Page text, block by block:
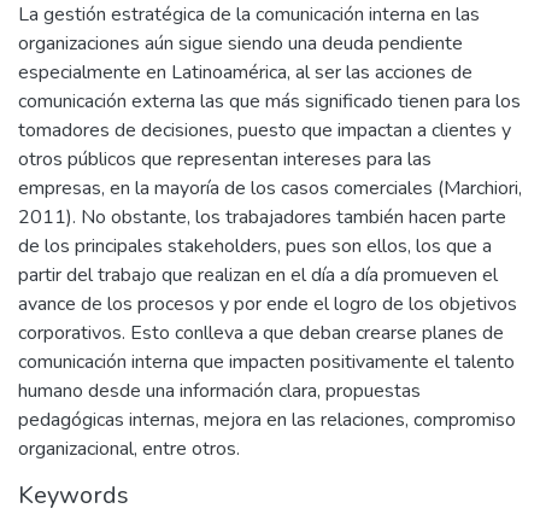
La gestión estratégica de la comunicación interna en las
organizaciones aún sigue siendo una deuda pendiente
especialmente en Latinoamérica, al ser las acciones de
comunicación externa las que más significado tienen para los
tomadores de decisiones, puesto que impactan a clientes y
otros públicos que representan intereses para las
empresas, en la mayoría de los casos comerciales (Marchiori,
2011). No obstante, los trabajadores también hacen parte
de los principales stakeholders, pues son ellos, los que a
partir del trabajo que realizan en el día a día promueven el
avance de los procesos y por ende el logro de los objetivos
corporativos. Esto conlleva a que deban crearse planes de
comunicación interna que impacten positivamente el talento
humano desde una información clara, propuestas
pedagógicas internas, mejora en las relaciones, compromiso
organizacional, entre otros.
Keywords